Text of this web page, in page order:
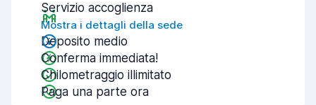
Servizio accoglienza
Mostra i dettagli della sede
Deposito medio
Conferma immediata!
Chilometraggio illimitato
Paga una parte ora